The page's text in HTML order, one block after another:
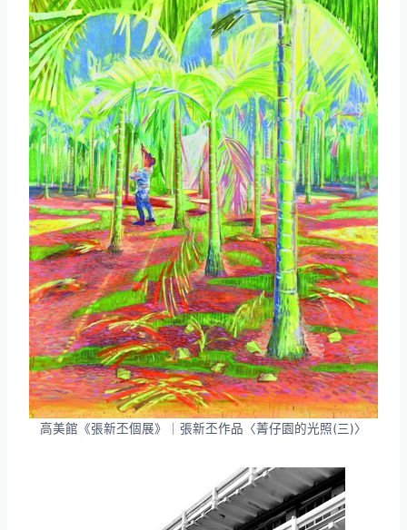
高美館《張新丕個展》｜張新丕作品〈菁仔園的光照(三)〉